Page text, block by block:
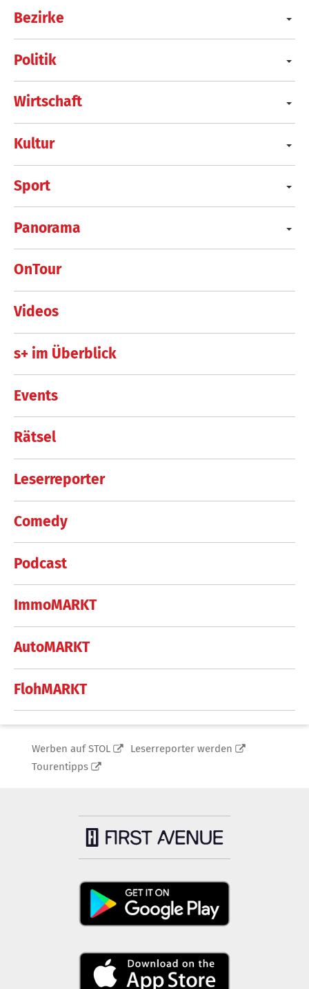
Bezirke
Politik
Wirtschaft
Kultur
Sport
Panorama
OnTour
Videos
s+ im Überblick
Events
Rätsel
Leserreporter
Comedy
Podcast
ImmoMARKT
AutoMARKT
FlohMARKT
Werben auf STOL
Leserreporter werden
Tourentipps